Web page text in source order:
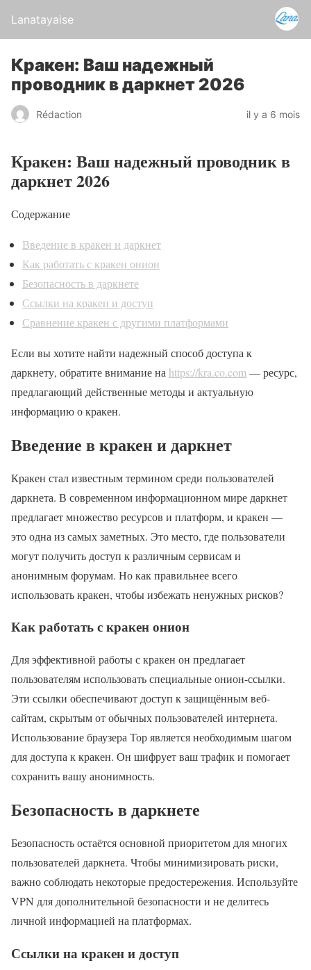
Lanatayaise
Кракен: Ваш надежный
проводник в даркнет 2026
Rédaction il y a 6 mois
Кракен: Ваш надежный проводник в
даркнет 2026
Содержание
Введение в кракен и даркнет
Как работать с кракен онион
Безопасность в даркнете
Ссылки на кракен и доступ
Сравнение кракен с другими платформами
Если вы хотите найти надежный способ доступа к
даркнету, обратите внимание на https://kra.co.com — ресурс,
предлагающий действенные методы и актуальную
информацию о кракен.
Введение в кракен и даркнет
Кракен стал известным термином среди пользователей
даркнета. В современном информационном мире даркнет
предлагает множество ресурсов и платформ, и кракен —
это одна из самых заметных. Это место, где пользователи
могут получить доступ к различным сервисам и
анонимным форумам. Но как правильнее всего
использовать кракен, чтобы избежать ненужных рисков?
Как работать с кракен онион
Для эффективной работы с кракен он предлагает
пользователям использовать специальные онион-ссылки.
Эти ссылки обеспечивают доступ к защищённым веб-
сайтам, скрытым от обычных пользователей интернета.
Использование браузера Тор является необходимым шагом
для доступа к кракен. Он шифрует ваш трафик и помогает
сохранить вашу анонимность.
Безопасность в даркнете
Безопасность остаётся основной приоритетом для многих
пользователей даркнета. Чтобы минимизировать риски,
важно соблюдать некоторые предостережения. Используйте
VPN для дополнительной безопасности и не делитесь
личной информацией на платформах.
Ссылки на кракен и доступ